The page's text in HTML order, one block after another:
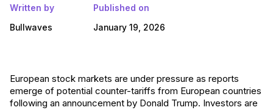
Written by
Bullwaves
Published on
January 19, 2026
European stock markets are under pressure as reports
emerge of potential counter-tariffs from European countries
following an announcement by Donald Trump. Investors are